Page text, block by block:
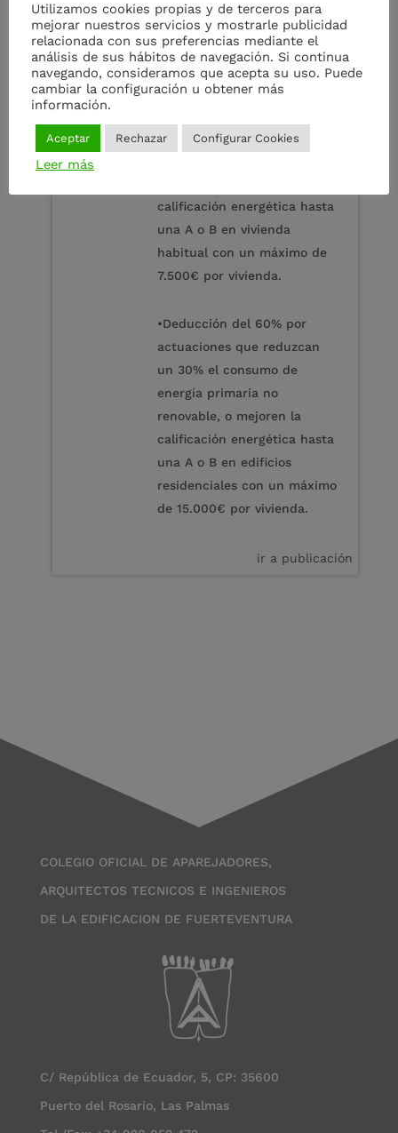
en vivienda habitual con un
máximo de 5.000€ por
vivienda.
•Deducción del 40% por
un 30% el consumo de
calificación energética hasta
una A o B en vivienda
habitual con un máximo de
7.500€ por vivienda.
•Deducción del 60% por
actuaciones que reduzcan
un 30% el consumo de
energía primaria no
renovable, o mejoren la
calificación energética hasta
una A o B en edificios
residenciales con un máximo
de 15.000€ por vivienda.
ir a publicación
COLEGIO OFICIAL DE APAREJADORES,
ARQUITECTOS TECNICOS E INGENIEROS
DE LA EDIFICACION DE FUERTEVENTURA
C/ República de Ecuador, 5, CP: 35600
Puerto del Rosario, Las Palmas
Utilizamos cookies propias y de terceros para
mejorar nuestros servicios y mostrarle publicidad
relacionada con sus preferencias mediante el
análisis de sus hábitos de navegación. Si continua
navegando, consideramos que acepta su uso. Puede
cambiar la configuración u obtener más
información.
Aceptar Rechazar Configurar Cookies
Leer más